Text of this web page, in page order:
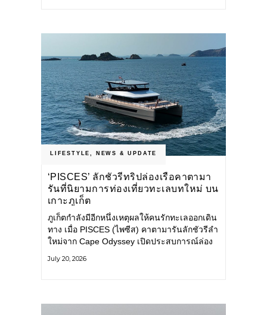
LIFESTYLE, NEWS & UPDATE
‘PISCES’ ลักชัวรีทริปล่องเรือคาตามา
รันที่นิยามการท่องเที่ยวทะเลบทใหม่ บน
เกาะภูเก็ต
ภูเก็ตกำลังมีอีกหนึ่งเหตุผลให้คนรักทะเลออกเดิน
ทาง เมื่อ PISCES (ไพซีส) คาตามารันลักชัวรีลำ
ใหม่จาก Cape Odyssey เปิดประสบการณ์ล่อง
ไป ผสานความสะดวกสบายแบบโรงแรมระดับ
July 20, 2026